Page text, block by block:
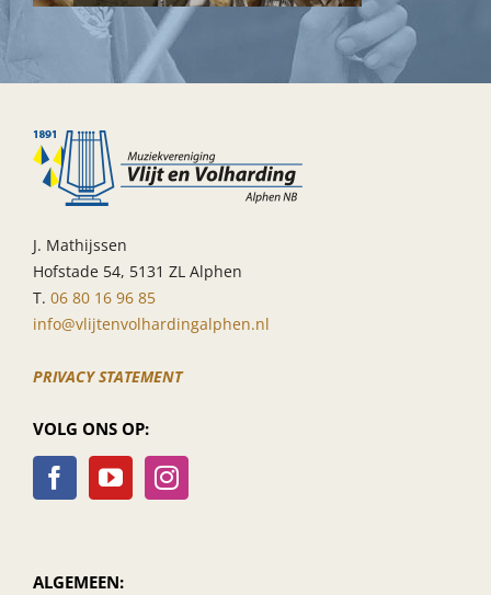
J. Mathijssen
Hofstade 54, 5131 ZL Alphen
T. 06 80 16 96 85
info@vlijtenvolhardingalphen.nl
PRIVACY STATEMENT
VOLG ONS OP:
ALGEMEEN: